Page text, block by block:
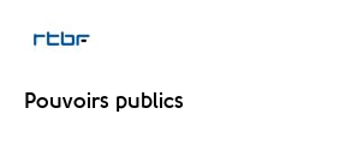
Pouvoirs publics